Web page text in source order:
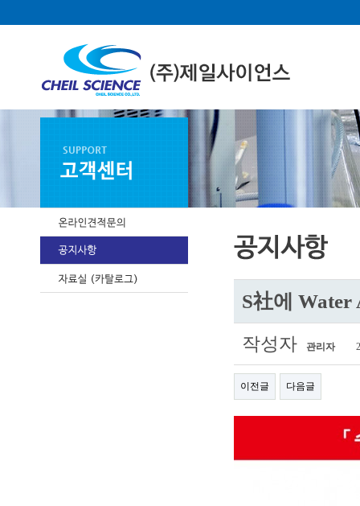
S社에
작성자 관리자
이전글 다음글